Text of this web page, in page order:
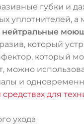
губки и
уплотнителей,
нейтральные
который
который
можно
и
для
ухода